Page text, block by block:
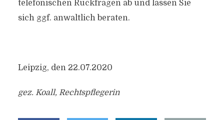
telefonischen Rückfragen ab und lassen Sie
sich ggf. anwaltlich beraten.
Leipzig, den 22.07.2020
gez. Koall, Rechtspflegerin